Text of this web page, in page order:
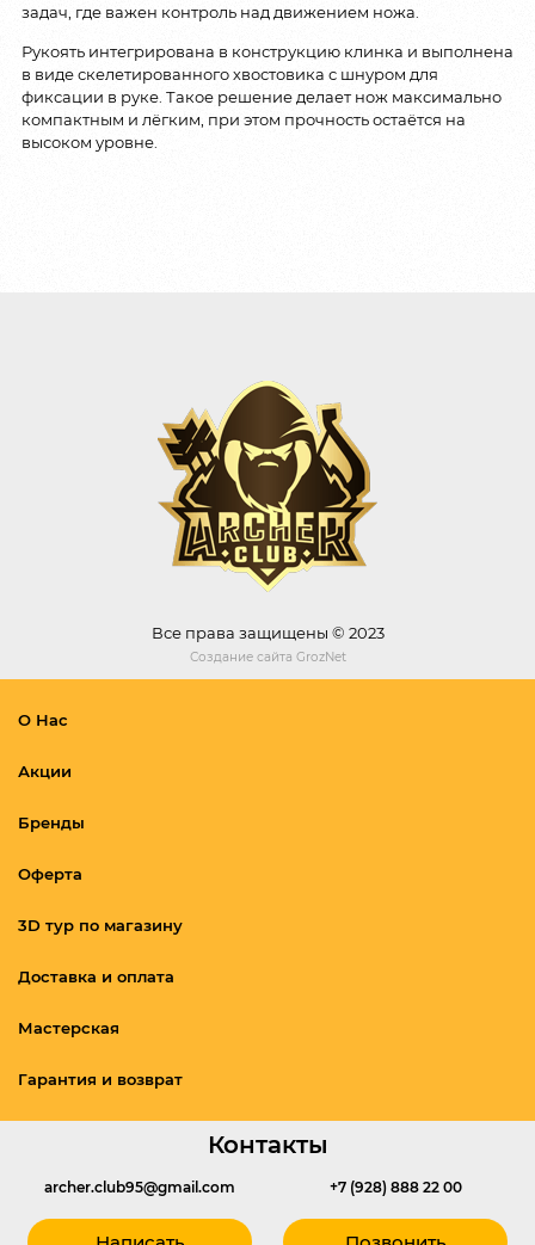
задач, где важен контроль над движением ножа.
Рукоять интегрирована в конструкцию клинка и выполнена
в виде скелетированного хвостовика с шнуром для
фиксации в руке. Такое решение делает нож максимально
компактным и лёгким, при этом прочность остаётся на
высоком уровне.
Все права защищены © 2023
Создание сайта GrozNet
О Нас
Акции
Бренды
Оферта
3D тур по магазину
Доставка и оплата
Мастерская
Гарантия и возврат
Контакты
archer.club95@gmail.com +7 (928) 888 22 00